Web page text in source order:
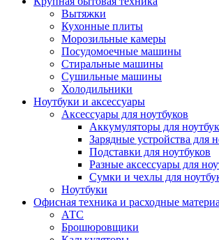
Вытяжки
Кухонные плиты
Морозильные камеры
Посудомоечные машины
Стиральные машины
Сушильные машины
Холодильники
Ноутбуки и аксессуары
Аксессуары для ноутбуков
Аккумуляторы для
Зарядные устройства для
Подставки для ноутбуков
Разные аксессуары для
Сумки и чехлы для
Ноутбуки
Офисная техника и расходные
АТС
Брошюровщики